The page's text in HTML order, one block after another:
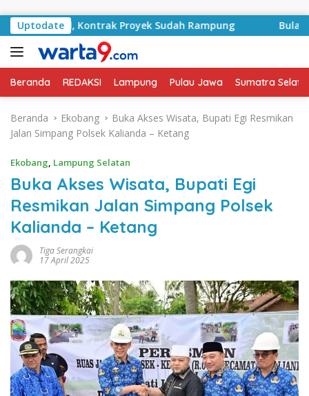
UptodateKontrak Proyek Sudah Rampung Bulan
Beranda REDAKSI Lampung Pulau Jawa Sumatra
Beranda Ekobang
Buka Akses Wisata, Bupati Egi Resmikan
Jalan Simpang Polsek Kalianda – Ketang
Ekobang, Lampung Selatan
Buka Akses Wisata, Bupati Egi
Resmikan Jalan Simpang Polsek
Kalianda – Ketang
Tiga Serangkai
17 April 2025